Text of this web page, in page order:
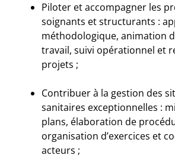
Piloter et accompagner les
soignants et structurants :
méthodologique, animation
travail, suivi opérationnel et
projets ;
Contribuer à la gestion des
sanitaires exceptionnelles :
plans, élaboration de
organisation d’exercices et
acteurs ;